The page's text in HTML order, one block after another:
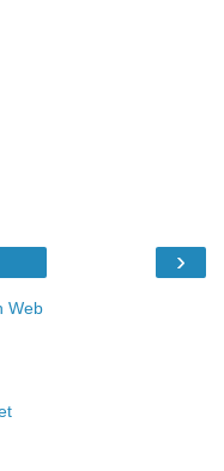
›
Web